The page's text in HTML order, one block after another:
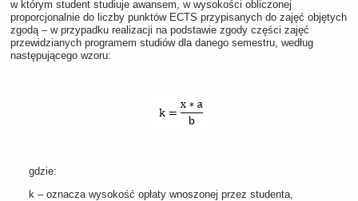
w którym student studiuje awansem, w wysokości obliczonej
proporcjonalnie do liczby punktów ECTS przypisanych do zajęć objętych
zgodą – w przypadku realizacji na podstawie zgody części zajęć
przewidzianych programem studiów dla danego semestru, według
następującego wzoru:
gdzie:
k – oznacza wysokość opłaty wnoszonej przez studenta,